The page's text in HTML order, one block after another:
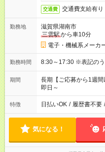
交通費 交通費支給有り
勤務地
滋賀県湖南市
三雲駅から車10分
電子・機械系メーカ
勤務時間 8:30～17:30 ※
期間
長期【ご応募から1週間
即日～
特徴 日払いOK / 履歴書不要 /
気になる！